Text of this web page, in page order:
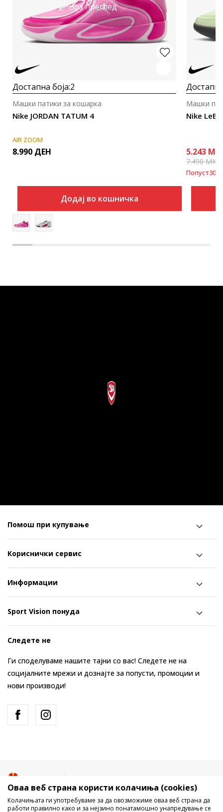
Брз преглед
Достапна боја:2
Nike JORDAN TATUM 4
Машки патики за кошарка
AIR ZOOM
8.990 ДЕН
Додај во кошничка
Nike
Машки
5.243
7.490MKD
Попуст30
Помош при купување
Кориснички сервис
Информации
Sport Vision понуда
Следете не
Ги споделуваме нашите тајни со вас! Следете не на
социјалните мрежи и дознајте за попусти, промоции и
нови производи!
Оваа веб страна користи колачиња (cookies)
Колачињата ги употребуваме за да овозможиме оваа веб страна да
работи правилно како и за нејзино понатамошно унапредување се